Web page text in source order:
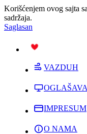
Korišćenjem ovog sajta
sadržaja.
Saglasan
VAZDUH
IMPRESUM
O NAMA